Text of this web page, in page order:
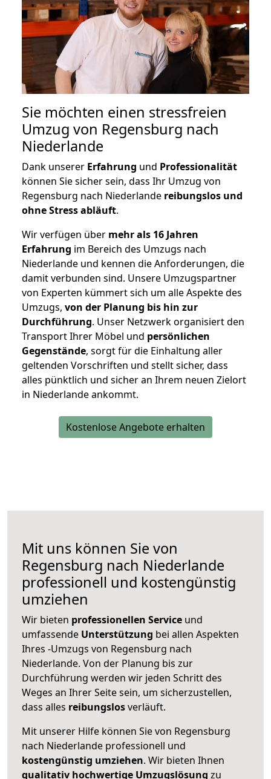
Sie möchten einen stressfreien
Umzug von Regensburg nach
Niederlande
Dank unserer Erfahrung und Professionalität
können Sie sicher sein, dass Ihr Umzug von
Regensburg nach Niederlande reibungslos und
ohne Stress abläuft.
Wir verfügen über mehr als 16 Jahren
Erfahrung im Bereich des Umzugs nach
Niederlande und kennen die Anforderungen, die
damit verbunden sind. Unsere Umzugspartner
von Experten kümmert sich um alle Aspekte des
Umzugs, von der Planung bis hin zur
Durchführung. Unser Netzwerk organisiert den
Transport Ihrer Möbel und persönlichen
Gegenstände, sorgt für die Einhaltung aller
geltenden Vorschriften und stellt sicher, dass
alles pünktlich und sicher an Ihrem neuen Zielort
in Niederlande ankommt.
Kostenlose Angebote erhalten
Mit uns können Sie von
Regensburg nach Niederlande
professionell und kostengünstig
umziehen
Wir bieten professionellen Service und
umfassende Unterstützung bei allen Aspekten
Ihres -Umzugs von Regensburg nach
Niederlande. Von der Planung bis zur
Durchführung werden wir jeden Schritt des
Weges an Ihrer Seite sein, um sicherzustellen,
dass alles reibungslosverläuft.
Mit unserer Hilfe können Sie von Regensburg
nach Niederlande professionell und
kostengünstig umziehen. Wir bieten Ihnen
qualitativ hochwertige Umzugslösung zu